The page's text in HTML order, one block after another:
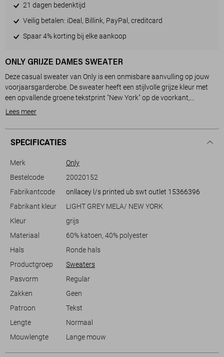
21 dagen bedenktijd
Veilig betalen: iDeal, Billink, PayPal, creditcard
Spaar 4% korting bij elke aankoop
ONLY GRIJZE DAMES SWEATER
Deze casual sweater van Only is een onmisbare aanvulling op jouw
voorjaarsgarderobe. De sweater heeft een stijlvolle grijze kleur met
een opvallende groene tekstprint "New York" op de voorkant,
waardoor je een moderne en trendy uitstraling krijgt. Gemaakt van
trui het perfecte evenwicht tussen zachtheid en duurzaamheid. De
ronde hals en de lange mouwen maken het tot een veelzijdig
diverse gelegenheden. Of je nu een ontspannen dagje hebt of een
casual uitje, deze trui zorgt ervoor dat je er altijd stijlvol uitziet.
Combineer het met een jeans of comfortabele broek voor een
je deze sweater gemakkelijk mixen en matchen met andere items uit je
kledingkast. Voeg een vleugje stedelijke flair toe aan je outfit met deze
Lees meer
SPECIFICATIES
Merk
Only
Bestelcode
20020152
Fabrikantcode
onllacey l/s printed ub swt outlet 15366396
Fabrikant kleur
LIGHT GREY MELA/ NEW YORK
Kleur
grijs
Materiaal
60% katoen, 40% polyester
Hals
Ronde hals
Productgroep
Sweaters
Pasvorm
Regular
Zakken
Geen
Patroon
Tekst
Lengte
Normaal
Mouwlengte
Lange mouw